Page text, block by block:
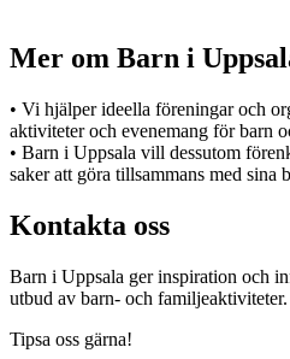
Mer om Barn i
• Vi hjälper ideella föreningar och
aktiviteter och evenemang för barn
• Barn i Uppsala vill dessutom
saker att göra tillsammans med sina
Kontakta oss
Barn i Uppsala ger inspiration och
utbud av barn- och familjeaktiviteter.
Tipsa oss gärna!